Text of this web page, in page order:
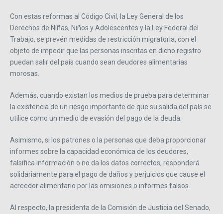
Con estas reformas al Código Civil, la Ley General de los
Derechos de Niñas, Niños y Adolescentes y la Ley Federal del
Trabajo, se prevén medidas de restricción migratoria, con el
objeto de impedir que las personas inscritas en dicho registro
puedan salir del país cuando sean deudores alimentarias
morosas.
Además, cuando existan los medios de prueba para determinar
la existencia de un riesgo importante de que su salida del país se
utilice como un medio de evasión del pago de la deuda.
Asimismo, si los patrones o la personas que deba proporcionar
informes sobre la capacidad económica de los deudores,
falsifica información o no da los datos correctos, responderá
solidariamente para el pago de daños y perjuicios que cause el
acreedor alimentario por las omisiones o informes falsos.
Al respecto, la presidenta de la Comisión de Justicia del Senado,